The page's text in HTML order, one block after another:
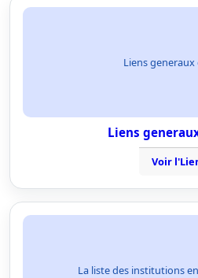
Liens
Liens
Voir
La liste des institutions